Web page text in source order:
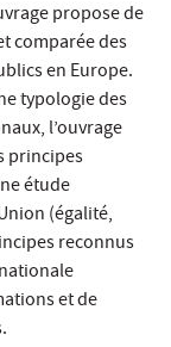
propose de
comparée des
en Europe.
typologie des
l’ouvrage
principes
étude
(égalité,
reconnus
et de